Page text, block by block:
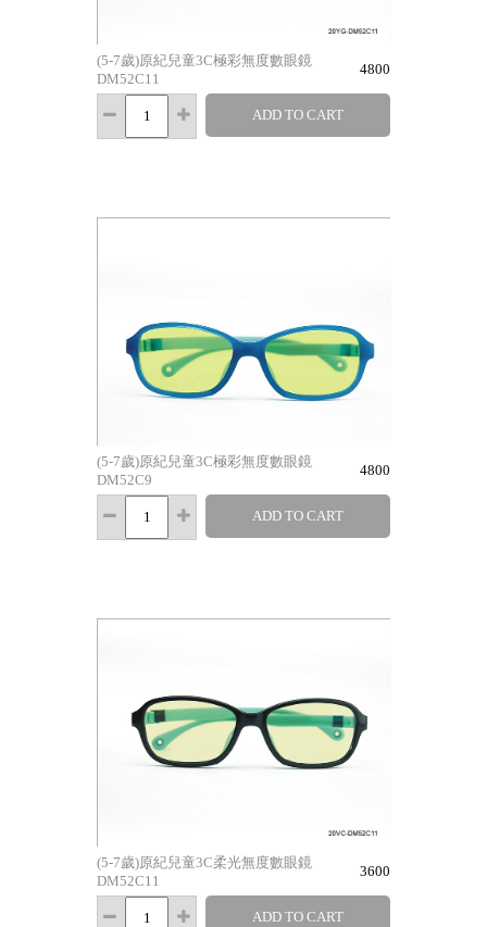
(5-7歲)原紀兒童3C極彩無度數眼鏡
DM52C11
4800
ADD TO CART
(5-7歲)原紀兒童3C極彩無度數眼鏡
DM52C9
4800
ADD TO CART
(5-7歲)原紀兒童3C柔光無度數眼鏡
DM52C11
3600
ADD TO CART